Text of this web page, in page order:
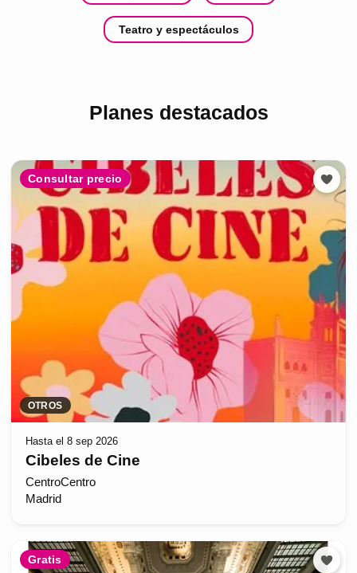
Teatro y espectáculos
Planes destacados
Consultar precio
OTROS
Hasta el 8 sep 2026
Cibeles de Cine
CentroCentro
Madrid
Gratis